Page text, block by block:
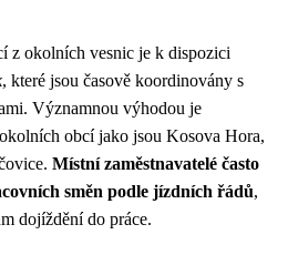
z okolních vesnic je k dispozici
, které jsou časově koordinovány s
Významnou výhodou je
obcí jako jsou Kosova Hora,
Místní zaměstnavatelé často
směn podle jízdních řádů,
dojíždění do práce.